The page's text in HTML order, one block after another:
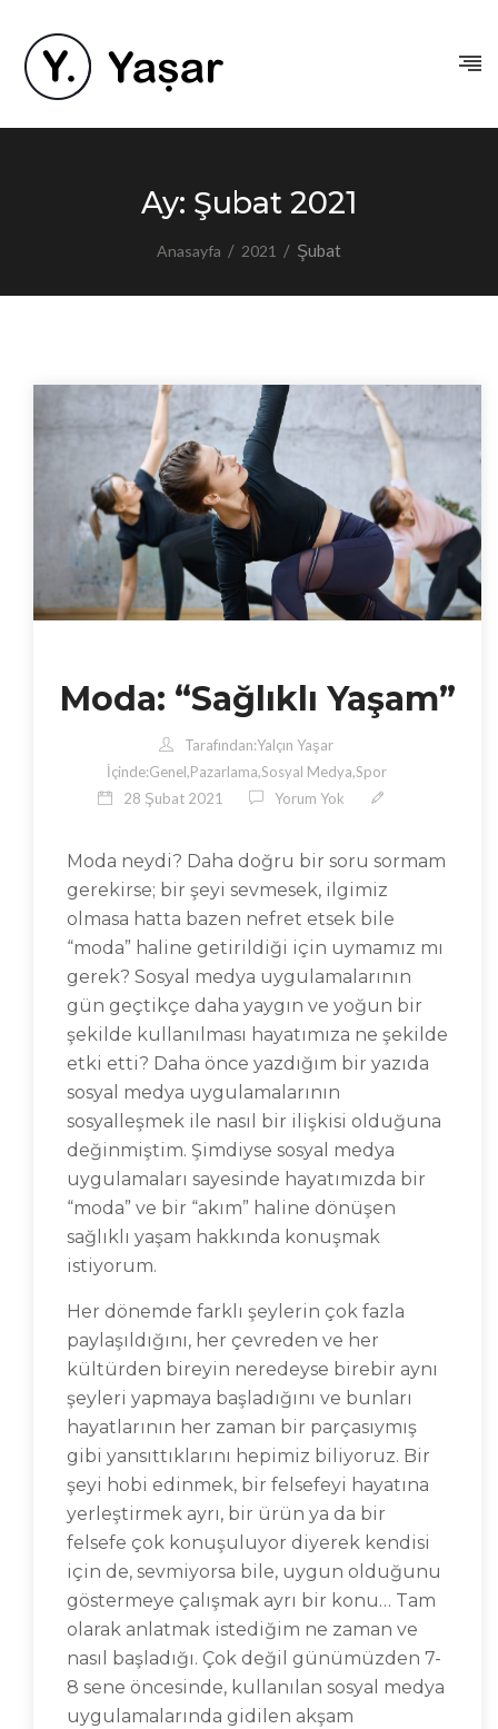
Ay: Şubat 2021
Anasayfa / 2021 / Şubat
Moda: “Sağlıklı Yaşam”
Tarafından:Yalçın Yaşar
İçinde:Genel,Pazarlama,Sosyal Medya,Spor
28 Şubat 2021
Yorum Yok
Moda neydi? Daha doğru bir soru sormam
gerekirse; bir şeyi sevmesek, ilgimiz
olmasa hatta bazen nefret etsek bile
“moda” haline getirildiği için uymamız mı
gerek? Sosyal medya uygulamalarının
gün geçtikçe daha yaygın ve yoğun bir
şekilde kullanılması hayatımıza ne şekilde
etki etti? Daha önce yazdığım bir yazıda
sosyal medya uygulamalarının
sosyalleşmek ile nasıl bir ilişkisi olduğuna
değinmiştim. Şimdiyse sosyal medya
uygulamaları sayesinde hayatımızda bir
“moda” ve bir “akım” haline dönüşen
sağlıklı yaşam hakkında konuşmak
istiyorum.
Her dönemde farklı şeylerin çok fazla
paylaşıldığını, her çevreden ve her
kültürden bireyin neredeyse birebir aynı
şeyleri yapmaya başladığını ve bunları
hayatlarının her zaman bir parçasıymış
gibi yansıttıklarını hepimiz biliyoruz. Bir
şeyi hobi edinmek, bir felsefeyi hayatına
yerleştirmek ayrı, bir ürün ya da bir
felsefe çok konuşuluyor diyerek kendisi
için de, sevmiyorsa bile, uygun olduğunu
göstermeye çalışmak ayrı bir konu… Tam
olarak anlatmak istediğim ne zaman ve
nasıl başladığı. Çok değil günümüzden 7-
8 sene öncesinde, kullanılan sosyal medya
uygulamalarında gidilen akşam